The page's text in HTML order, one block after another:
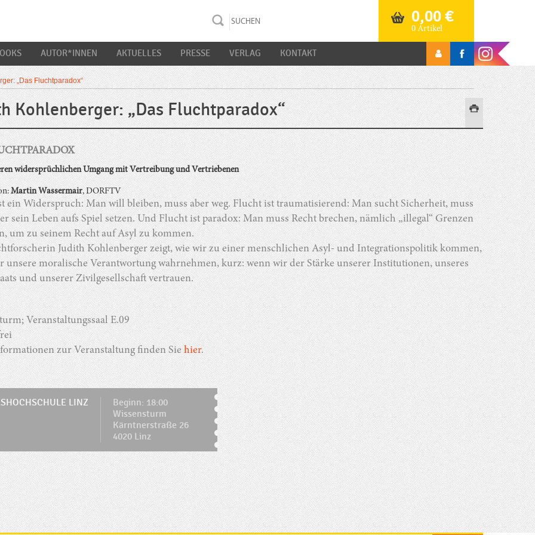
0,00€
0 Artikel
AUTOR*INNEN AKTUELLES PRESSE VERLAG KONTAKT
„Das Fluchtparadox“
Kohlenberger: „Das Fluchtparadox“
widersprüchlichen Umgang mit Vertreibung und Vertriebenen
Martin Wassermair, DORFTV
ein Widerspruch: Man will bleiben, muss aber weg. Flucht ist traumatisierend: Man sucht Sicherheit, muss
sein Leben aufs Spiel setzen. Und Flucht ist paradox: Man muss Recht brechen, nämlich „illegal“ Grenzen
um zu seinem Recht auf Asyl zu kommen.
Judith Kohlenberger zeigt, wie wir zu einer menschlichen Asyl- und Integrationspolitik kommen,
unsere moralische Verantwortung wahrnehmen, kurz: wenn wir der Stärke unserer Institutionen, unseres
und unserer Zivilgesellschaft vertrauen.
Veranstaltungssaal E.09
zur Veranstaltung finden Siehier.
LINZ
Beginn: 18:00
Wissensturm
Kärntnerstraße 26
4020 Linz